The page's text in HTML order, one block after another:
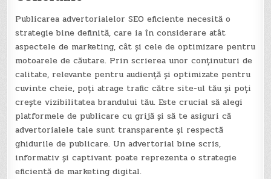
Publicarea advertorialelor SEO eficiente necesită o
strategie bine definită, care ia în considerare atât
aspectele de marketing, cât și cele de optimizare pentru
motoarele de căutare. Prin scrierea unor conținuturi de
calitate, relevante pentru audiență și optimizate pentru
cuvinte cheie, poți atrage trafic către site-ul tău și poți
crește vizibilitatea brandului tău. Este crucial să alegi
platformele de publicare cu grijă și să te asiguri că
advertorialele tale sunt transparente și respectă
ghidurile de publicare. Un advertorial bine scris,
informativ și captivant poate reprezenta o strategie
eficientă de marketing digital.